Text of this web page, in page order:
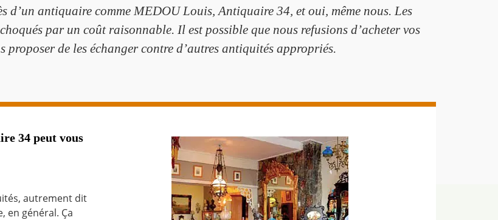
d’un antiquaire comme MEDOU Louis, Antiquaire 34, et oui, même nous. Les
par un coût raisonnable. Il est possible que nous refusions d’acheter vos
proposer de les échanger contre d’autres antiquités appropriés.
34 peut vous
autrement dit
en général. Ça